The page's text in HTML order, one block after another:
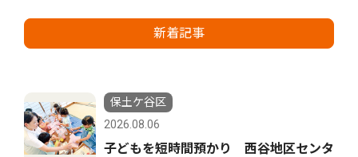
新着記事
保土ケ谷区
2026.08.06
子どもを短時間預かり 西谷地区センタ